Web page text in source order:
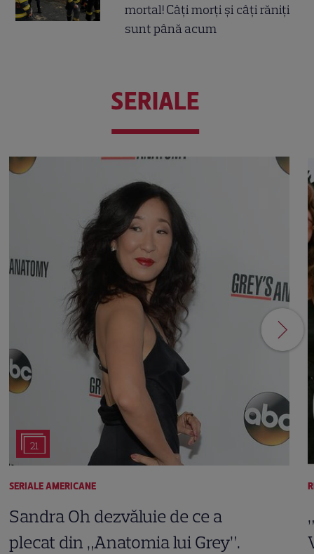
mortal! Câți morți și câți răniți
sunt până acum
SERIALE
21
SERIALE AMERICANE
Sandra Oh dezvăluie de ce a
plecat din „Anatomia lui Grey”.